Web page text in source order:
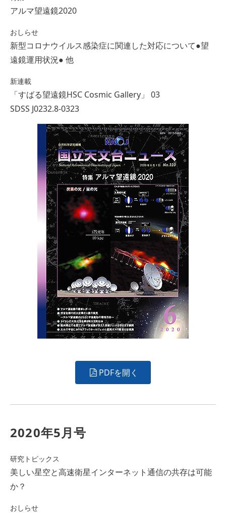
アルマ望遠鏡2020
おしらせ
新型コロナウイルス感染症に関連した対応について●望
遠鏡運用状況● 他
新連載
「すばる望遠鏡HSC Cosmic Gallery」 03
SDSS J0232.8-0323
PDFを開く
2020年5月号
研究トピックス
美しい星空と高速衛星インターネット通信の共存は可能
か？
おしらせ